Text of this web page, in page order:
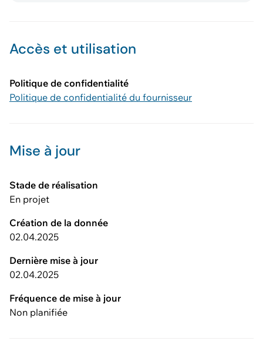
Accès et utilisation
Politique de confidentialité
Politique de confidentialité du fournisseur
Mise à jour
Stade de réalisation
En projet
Création de la donnée
02.04.2025
Dernière mise à jour
02.04.2025
Fréquence de mise à jour
Non planifiée